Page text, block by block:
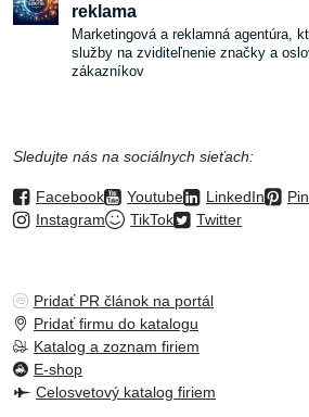
reklama
Marketingová a reklamná agentúra,
služby na zviditeľnenie značky a
zákazníkov
Sledujte nás na sociálnych sieťach:
Facebook Youtube LinkedIn
Instagram
TikTok Twitter
Pridať PR článok na portál
Pridať firmu do katalogu
Katalog a zoznam firiem
E-shop
Celosvetový katalog firiem